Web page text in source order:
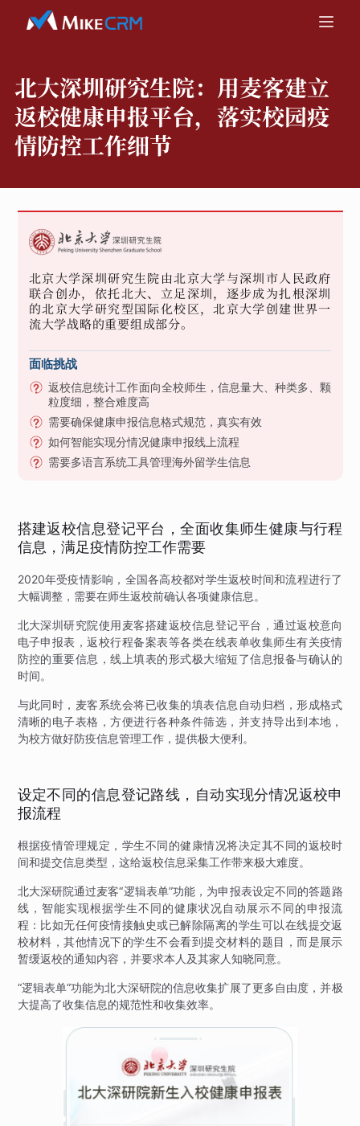
北大深圳研究生院： 用麦客建立
返校健康申报平台，落实校园疫
情防控工作细节
北京大学深圳研究生院由北京大学与深圳市人民政府
联合创办，依托北大、立足深圳，逐步成为扎根深圳
的北京大学研究型国际化校区，北京大学创建世界一
流大学战略的重要组成部分。
面临挑战
返校信息统计工作面向全校师生，信息量大、种类多、颗
粒度细，整合难度高
需要确保健康申报信息格式规范，真实有效
如何智能实现分情况健康申报线上流程
需要多语言系统工具管理海外留学生信息
搭建返校信息登记平台，全面收集师生健康与行程
信息，满足疫情防控工作需要
2020年受疫情影响，全国各高校都对学生返校时间和流程进行了
大幅调整，需要在师生返校前确认各项健康信息。
北大深圳研究院使用麦客搭建返校信息登记平台，通过返校意向
电子申报表，返校行程备案表等各类在线表单收集师生有关疫情
防控的重要信息，线上填表的形式极大缩短了信息报备与确认的
时间。
与此同时，麦客系统会将已收集的填表信息自动归档，形成格式
清晰的电子表格，方便进行各种条件筛选，并支持导出到本地，
为校方做好防疫信息管理工作，提供极大便利。
设定不同的信息登记路线，自动实现分情况返校申
报流程
根据疫情管理规定，学生不同的健康情况将决定其不同的返校时
间和提交信息类型，这给返校信息采集工作带来极大难度。
北大深研院通过麦客“逻辑表单”功能，为申报表设定不同的答题路
线，智能实现根据学生不同的健康状况自动展示不同的申报流
程：比如无任何疫情接触史或已解除隔离的学生可以在线提交返
校材料，其他情况下的学生不会看到提交材料的题目，而是展示
暂缓返校的通知内容，并要求本人及其家人知晓同意。
“逻辑表单”功能为北大深研院的信息收集扩展了更多自由度，并极
大提高了收集信息的规范性和收集效率。